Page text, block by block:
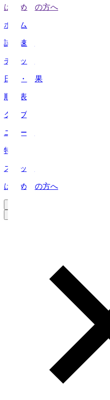
はじめての方へ
ホーム
試合速報
チケット
日程・結果
順位表
クラブ
ニュース
特集
スタッツ
はじめての方へ